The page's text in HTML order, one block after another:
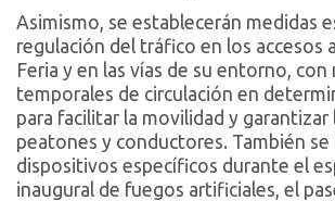
Asimismo, se establecerán medidas
regulación del tráfico en los accesos
Feria y en las vías de su entorno, con
temporales de circulación en
para facilitar la movilidad y garantizar
peatones y conductores. También se
dispositivos específicos durante el
inaugural de fuegos artificiales, el